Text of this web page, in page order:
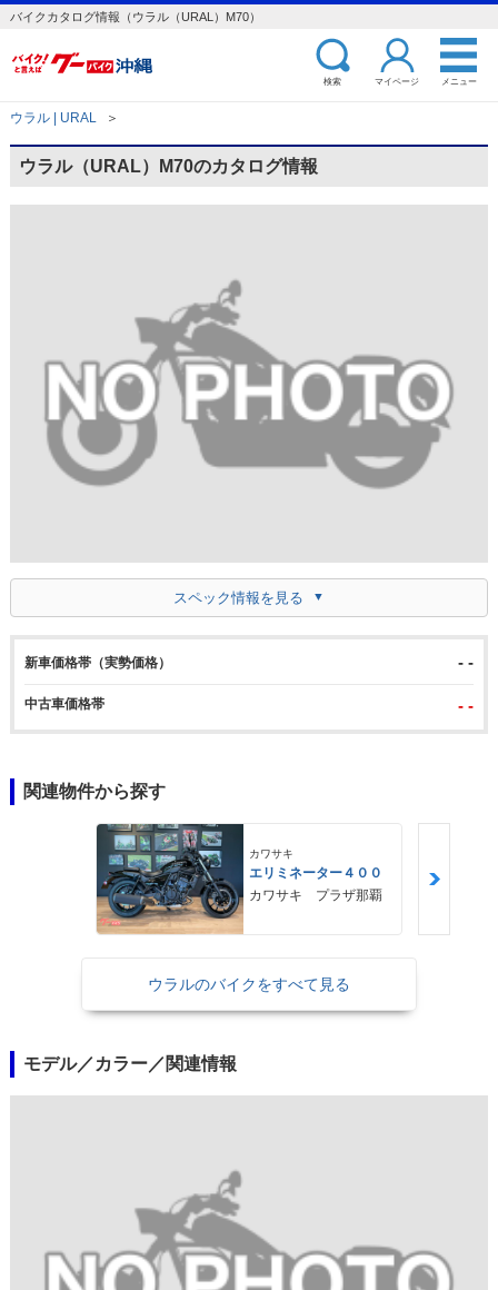
バイクカタログ情報（ウラル（URAL）M70）
検索 マイページ メニュー
ウラル | URAL ＞
ウラル（URAL）M70のカタログ情報
スペック情報を見る
新車価格帯（実勢価格） - -
中古車価格帯 - -
関連物件から探す
カワサキ
エリミネーター４００
カワサキ プラザ那覇
ウラルのバイクをすべて見る
モデル／カラー／関連情報